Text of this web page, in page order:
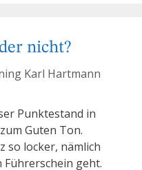
nicht?
Karl Hartmann
Punktestand in
Guten Ton.
so locker, nämlich
Führerschein geht.